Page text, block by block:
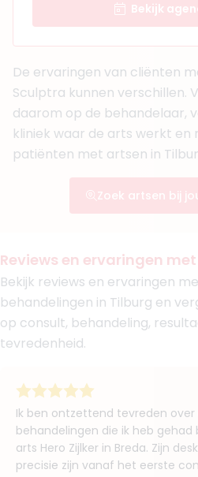
5. Drs. Marleen
Aantal jaar ervaring4
Klinieken
The Body Clinic
The Body Clinic
The Body Clinic Maastricht
Bekijk
6. BSc. Disilva De Leij
BIG-nummer 19929492530
Functie
Aantal jaar ervaring
2
Klinieken
Faceland Tilburg
Bekijk
( review)
Bekijk
De ervaringen van cliënten
Sculptra kunnen verschillen.
daarom op de behandelaar,
kliniek waar de arts werkt en
patiënten met artsen in
Zoek artsen bij
Reviews en ervaringen
Bekijk reviews en ervaringen
behandelingen in Tilburg en
op consult, behandeling,
tevredenheid.
Ik ben ontzettend tevreden over
behandelingen die ik heb gehad
arts Hero Zijlker in Breda. Zijn
precisie zijn vanaf het eerste